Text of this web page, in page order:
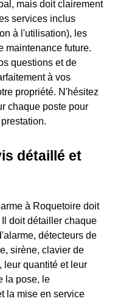
mais doit clairement
services inclus
à l'utilisation), les
maintenance future.
questions et de
à vos
propriété. N'hésitez
chaque poste pour
détaillé et
à Roquetoire doit
doit détailler chaque
détecteurs de
sirène, clavier de
leur quantité et leur
la pose, le
la mise en service